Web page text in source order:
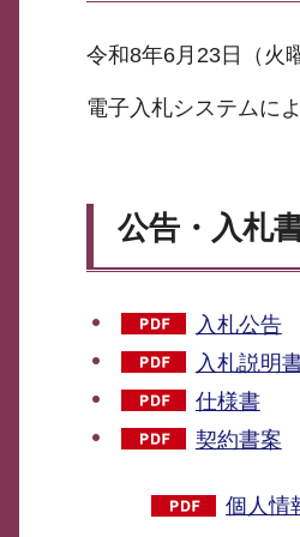
令和8年6月23日（火
電子入札システムに
公告・入札
入札公告
入札説明
仕様書
契約書案
個人情